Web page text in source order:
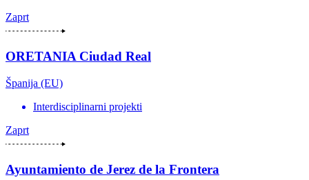
Zaprt
ORETANIA Ciudad Real
Španija (EU)
Interdisciplinarni projekti
Zaprt
Ayuntamiento de Jerez de la Frontera